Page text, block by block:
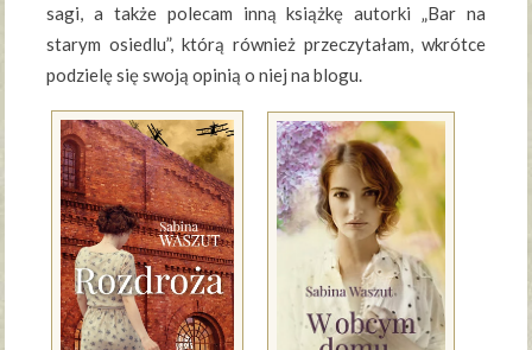
sagi, a także polecam inną książkę autorki „Bar na
starym osiedlu”, którą również przeczytałam, wkrótce
podzielę się swoją opinią o niej na blogu.